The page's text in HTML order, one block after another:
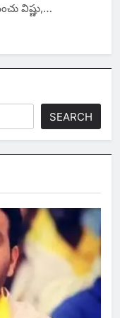
విష్ణు,…
SEARCH